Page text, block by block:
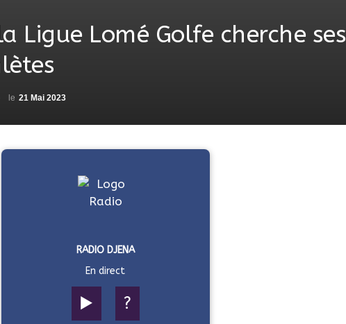
Ligue Lomé Golfe cherche ses
le 21 Mai 2023
RADIO DJENA
En direct
▶️ ?